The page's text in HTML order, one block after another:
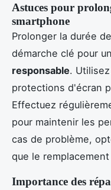
Astuces pour
smartphone
Prolonger la durée
démarche clé pour
responsable.
protections d'écran
Effectuez
pour maintenir les
cas de problème,
que le
Importance des